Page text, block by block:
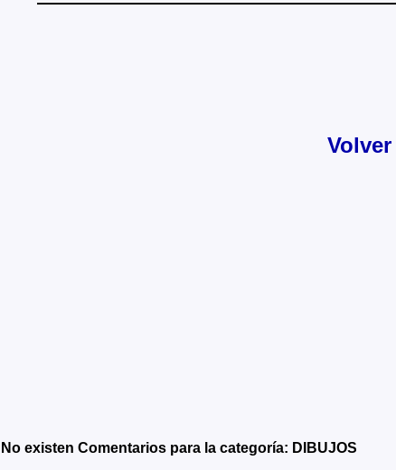
No existen Comentarios para la categoría: DIBUJOS